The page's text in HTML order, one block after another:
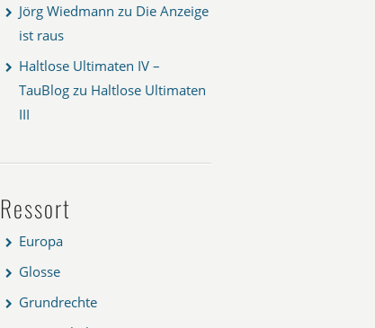
Jörg Wiedmann zu Die Anzeige
ist raus
Haltlose Ultimaten IV –
TauBlog zu Haltlose Ultimaten
III
Ressort
Europa
Glosse
Grundrechte